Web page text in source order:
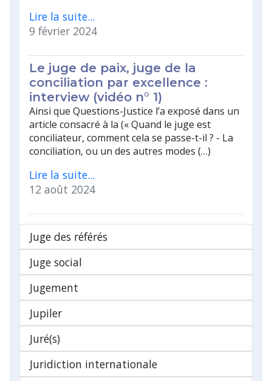
Lire la suite...
9 février 2024
Le juge de paix, juge de la
conciliation par excellence :
interview (vidéo n° 1)
Ainsi que Questions-Justice l’a exposé dans un
article consacré à la (« Quand le juge est
conciliateur, comment cela se passe-t-il ? - La
conciliation, ou un des autres modes (…)
Lire la suite...
12 août 2024
Juge des référés
Juge social
Jugement
Jupiler
Juré(s)
Juridiction internationale